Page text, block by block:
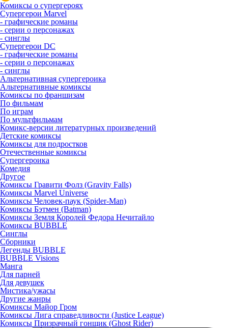
Комиксы о супергероях
Супергерои Marvel
- графические романы
- серии о персонажах
- синглы
Супергерои DC
- графические романы
- серии о персонажах
- синглы
Альтернативная супергероика
Альтернативные комиксы
Комиксы по франшизам
По фильмам
По играм
По мультфильмам
Комикс-версии литературных произведений
Детские комиксы
Комиксы для подростков
Отечественные комиксы
Супергероика
Комедия
Другое
Комиксы Гравити Фолз (Gravity Falls)
Комиксы Marvel Universe
Комиксы Человек-паук (Spider-Man)
Комиксы Бэтмен (Batman)
Комиксы Земля Королей Федора Нечитайло
Комиксы BUBBLE
Синглы
Сборники
Легенды BUBBLE
BUBBLE Visions
Манга
Для парней
Для девушек
Мистика/ужасы
Другие жанры
Комиксы Майор Гром
Комиксы Лига справедливости (Justice League)
Комиксы Призрачный гонщик (Ghost Rider)